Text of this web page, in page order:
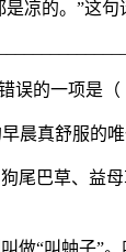
凉的。”这句
误的一项是
晨真舒服的
尾巴草、益
做“叫蚰子”